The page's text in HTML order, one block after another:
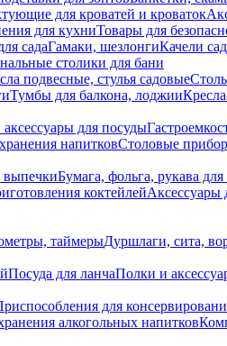
для кроватей и кроваток
для кухниТовары для
садаГамаки, шезлонгиКачели
столики для бани
подвесные, стулья садовые
Тумбы для балкона, лоджии
для посуды
напитковСтоловые
выпечкиБумага, фольга, рукава
коктейлейАксессуары
таймерыДуршлаги, сита,
Посуда для ланчаПолки и
для
алкогольных напитков